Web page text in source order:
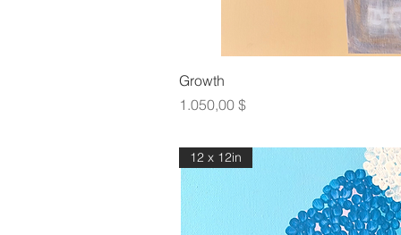
Growth
Τιμή
1.050,00 $
12 x 12in